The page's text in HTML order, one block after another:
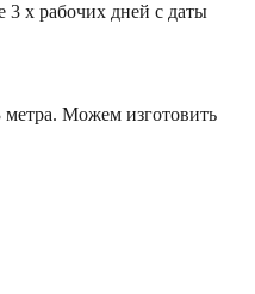
3 х рабочих дней с даты
метра. Можем изготовить